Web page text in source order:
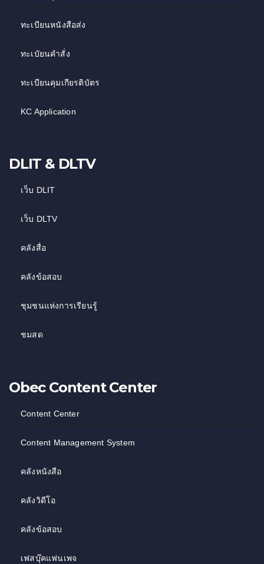
ทะเบียนหนังสือส่ง
ทะเบัยนคำสั่ง
ทะเบียนคุมเกียรติบัตร
KC Application
DLIT & DLTV
เว็บ DLIT
เว็บ DLTV
คลังสื่อ
คลังข้อสอบ
ชุมชนแห่งการเรียนรู้
ชมสด
Obec Content Center
Content Center
Content Management System
คลังหนังสือ
คลังวิดีโอ
คลังข้อสอบ
เฟสบุ๊คแฟนเพจ